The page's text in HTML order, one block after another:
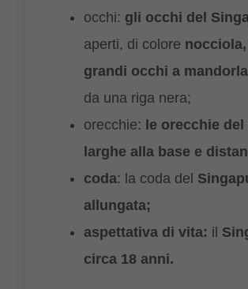
occhi: gli occhi del
aperti, di colore
grandi occhi a
da una riga nera;
orecchie: le orecchie
larghe alla base e
coda: la coda del
allungata;
aspettativa di vita: il
circa 18 anni.